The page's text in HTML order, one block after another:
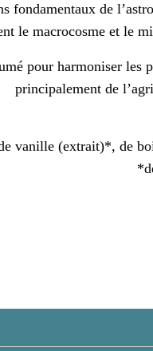
fondamentaux de
le macrocosme et le
pour harmoniser les
principalement de
vanille (extrait)*, de